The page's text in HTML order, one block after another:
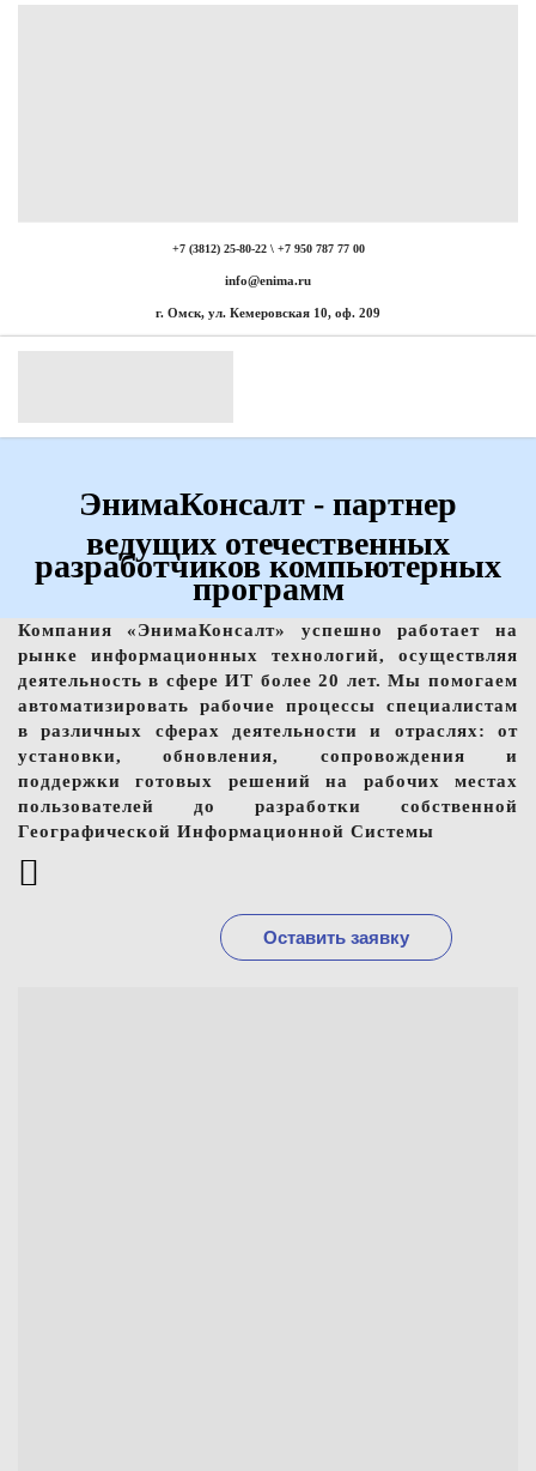
+7 (3812) 25-80-22 \ +7 950 787 77 00
info@enima.ru
г. Омск, ул. Кемеровская 10, оф. 209
ЭнимаКонсалт - партнер
ведущих отечественных
разработчиков компьютерных
программ
Компания «ЭнимаКонсалт» успешно работает на
рынке информационных технологий, осуществляя
деятельность в сфере ИТ более 20 лет. Мы помогаем
автоматизировать рабочие процессы специалистам
в различных сферах деятельности и отраслях: от
установки, обновления, сопровождения и
поддержки готовых решений на рабочих местах
пользователей до разработки собственной
Географической Информационной Системы
Оставить заявку